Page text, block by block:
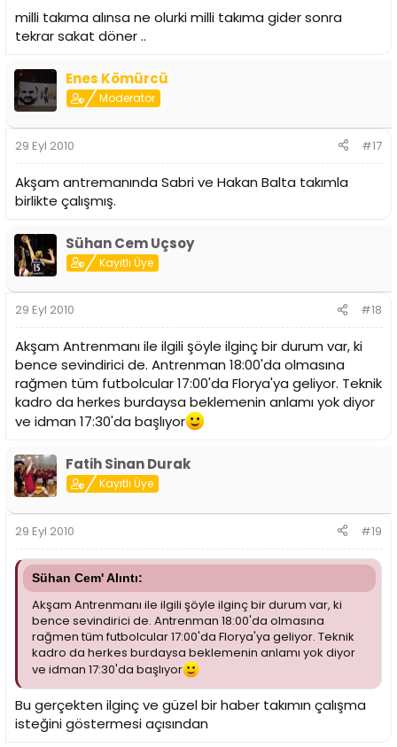
milli takıma alınsa ne olurki milli takıma gider sonra
tekrar sakat döner ..
Enes Kömürcü
Moderator
29 Eyl 2010 #17
Akşam antremanında Sabri ve Hakan Balta takımla
birlikte çalışmış.
Sühan Cem Uçsoy
Kayıtlı Üye
29 Eyl 2010 #18
Akşam Antrenmanı ile ilgili şöyle ilginç bir durum var, ki
bence sevindirici de. Antrenman 18:00'da olmasına
rağmen tüm futbolcular 17:00'da Florya'ya geliyor. Teknik
kadro da herkes burdaysa beklemenin anlamı yok diyor
ve idman 17:30'da başlıyor
Fatih Sinan Durak
Kayıtlı Üye
29 Eyl 2010 #19
Sühan Cem' Alıntı:
Akşam Antrenmanı ile ilgili şöyle ilginç bir durum var, ki
bence sevindirici de. Antrenman 18:00'da olmasına
rağmen tüm futbolcular 17:00'da Florya'ya geliyor. Teknik
kadro da herkes burdaysa beklemenin anlamı yok diyor
ve idman 17:30'da başlıyor
Bu gerçekten ilginç ve güzel bir haber takımın çalışma
isteğini göstermesi açısından